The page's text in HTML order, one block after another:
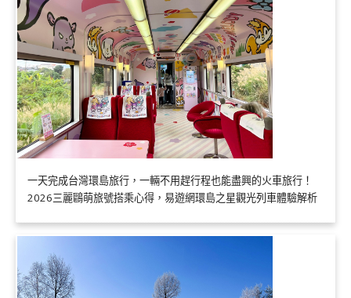
一天完成台灣環島旅行，一輛不用趕行程也能盡興的火車旅行！
2026三麗鷗萌旅號搭乘心得，易遊網環島之星觀光列車體驗解析